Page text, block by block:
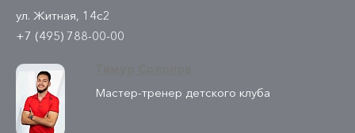
ул. Житная, 14с2
+7 (495) 788-00-00
Мастер-тренер детского клуба